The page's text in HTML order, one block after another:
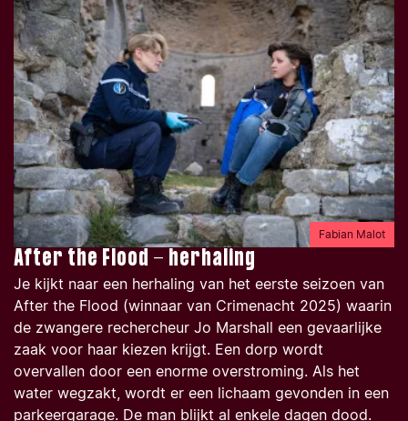
Fabian Malot
After the Flood - herhaling
Je kijkt naar een herhaling van het eerste seizoen van
After the Flood (winnaar van Crimenacht 2025) waarin
de zwangere rechercheur Jo Marshall een gevaarlijke
zaak voor haar kiezen krijgt. Een dorp wordt
overvallen door een enorme overstroming. Als het
water wegzakt, wordt er een lichaam gevonden in een
parkeergarage. De man blijkt al enkele dagen dood.